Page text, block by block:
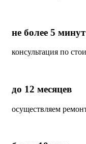
не более 5 минут
консультация по
до 12 месяцев
осуществляем